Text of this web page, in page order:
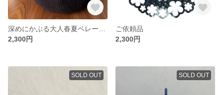
2,300円
ご依頼品
2,300円
SOLD OUT SOLD OUT